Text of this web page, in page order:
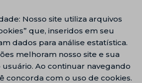
Nosso site utiliza arquivos
que, inseridos em seu
dados para análise estatística.
melhoram nosso site e sua
Ao continuar navegando
concorda com o uso de cookies.